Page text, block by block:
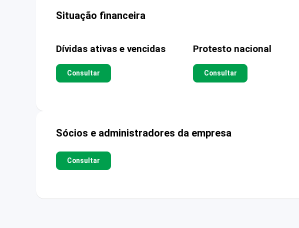
Situação financeira
Dívidas ativas e vencidas
Consultar
Protesto nacional
Consultar
Sócios e administradores da empresa
Consultar